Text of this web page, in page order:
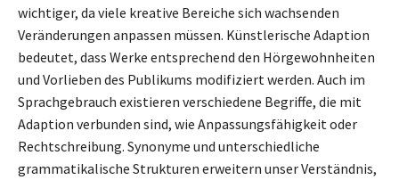
wichtiger, da viele kreative Bereiche sich wachsenden
Veränderungen anpassen müssen. Künstlerische Adaption
bedeutet, dass Werke entsprechend den Hörgewohnheiten
und Vorlieben des Publikums modifiziert werden. Auch im
Sprachgebrauch existieren verschiedene Begriffe, die mit
Adaption verbunden sind, wie Anpassungsfähigkeit oder
Rechtschreibung. Synonyme und unterschiedliche
grammatikalische Strukturen erweitern unser Verständnis,